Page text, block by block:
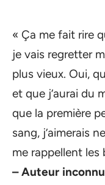
« Ça me fait rire
je vais regretter
plus vieux. Oui,
et que j’aurai du
que la première
sang, j’aimerais
me rappellent les
– Auteur inconnu